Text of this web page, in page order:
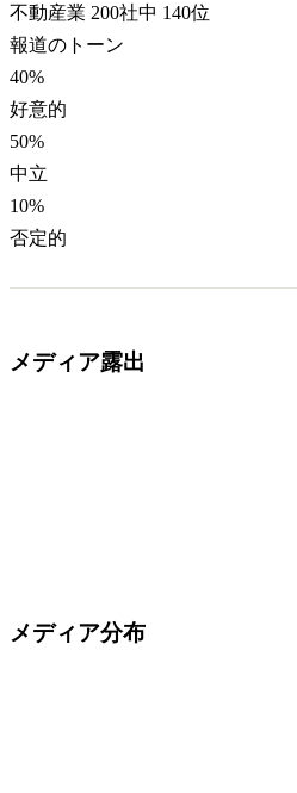
不動産業 200社中 140位
報道のトーン
40%
好意的
50%
中立
10%
否定的
メディア露出
メディア分布